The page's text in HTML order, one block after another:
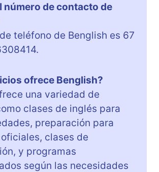
número de contacto de
teléfono de Benglish es 67
ofrece Benglish?
una variedad de
clases de inglés para
preparación para
clases de
y programas
según las necesidades